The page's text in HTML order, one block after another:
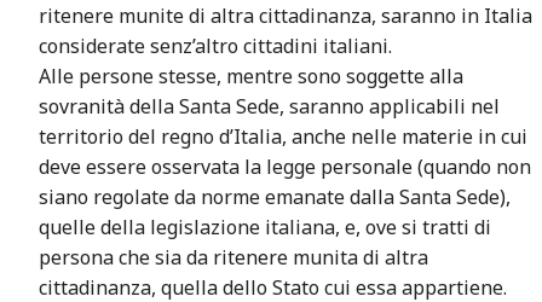
ritenere munite di altra cittadinanza, saranno in Italia
considerate senz’altro cittadini italiani.
Alle persone stesse, mentre sono soggette alla
sovranità della Santa Sede, saranno applicabili nel
territorio del regno d’Italia, anche nelle materie in cui
deve essere osservata la legge personale (quando non
siano regolate da norme emanate dalla Santa Sede),
quelle della legislazione italiana, e, ove si tratti di
persona che sia da ritenere munita di altra
cittadinanza, quella dello Stato cui essa appartiene.